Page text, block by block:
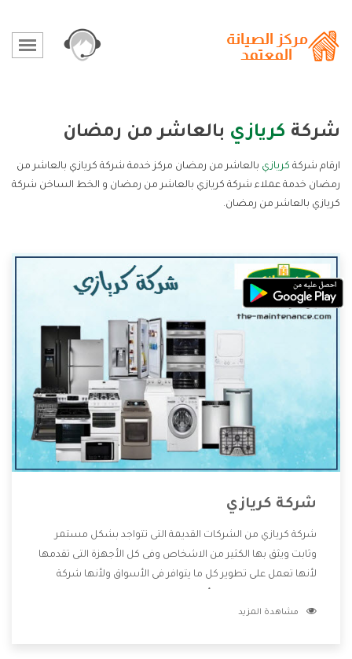
شركة كريازي بالعاشر من رمضان
ارقام شركة كريازي بالعاشر من رمضان مركز خدمة شركة كريازي بالعاشر من
رمضان خدمة عملاء شركة كريازي بالعاشر من رمضان و الخط الساخن شركة
كريازي بالعاشر من رمضان.
شركة كريازي
شركة كريازي من الشركات القديمة التى تتواجد بشكل مستمر
وثابت ويثق بها الكثير من الاشخاص وفى كل الأجهزة التى تقدمها
لأنها تعمل على تطوير كل ما يتوافر فى الأسواق ولأنها شركة
وتقدم للعملاء أقوى العروض والخصومات التى تسهل على
مشاهدة المزيد